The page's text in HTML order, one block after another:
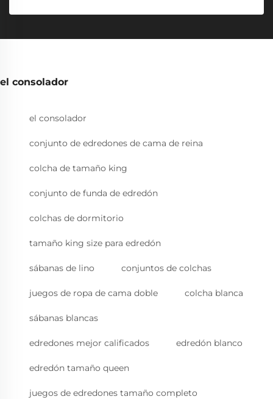
el consolador
el consolador
conjunto de edredones de cama de reina
colcha de tamaño king
conjunto de funda de edredón
colchas de dormitorio
tamaño king size para edredón
sábanas de lino conjuntos de colchas
juegos de ropa de cama doble colcha blanca
sábanas blancas
edredones mejor calificados edredón blanco
edredón tamaño queen
juegos de edredones tamaño completo